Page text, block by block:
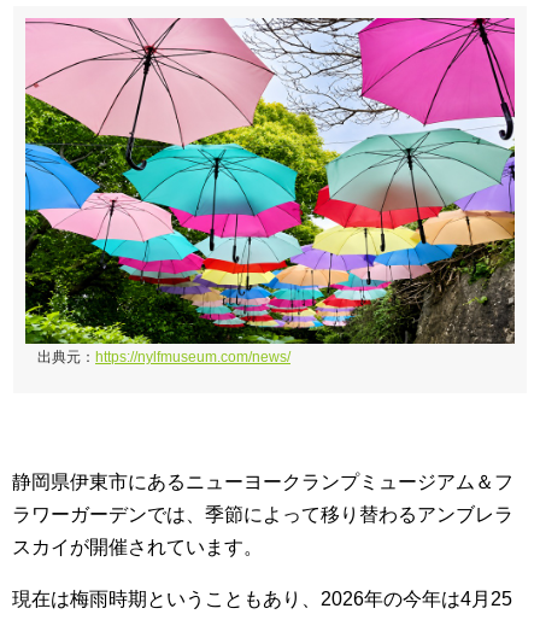
出典元： https://nylfmuseum.com/news/
静岡県伊東市にあるニューヨークランプミュージアム＆フ
ラワーガーデンでは、季節によって移り替わるアンブレラ
スカイが開催されています。
現在は梅雨時期ということもあり、2026年の今年は4月25